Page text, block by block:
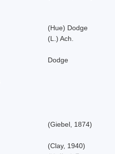
(Hue) Dodge
(L.) Ach.
Dodge
(Giebel, 1874)
(Clay, 1940)